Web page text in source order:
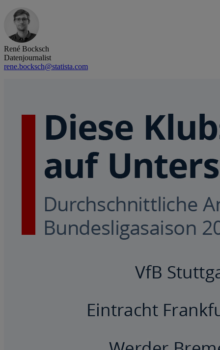
René Bocksch
Datenjournalist
rene.bocksch@statista.com